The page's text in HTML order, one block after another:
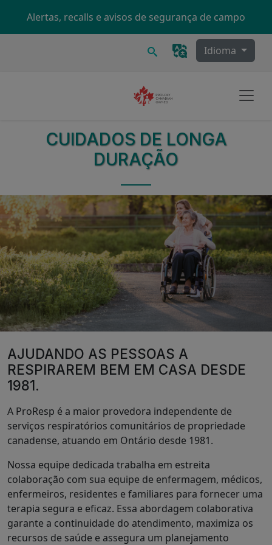
Alertas, recalls e avisos de segurança de campo
Procurar Idioma
CUIDADOS DE LONGA
DURAÇÃO
AJUDANDO AS PESSOAS A
RESPIRAREM BEM EM CASA DESDE
1981.
A ProResp é a maior provedora independente de
serviços respiratórios comunitários de propriedade
canadense, atuando em Ontário desde 1981.
Nossa equipe dedicada trabalha em estreita
colaboração com sua equipe de enfermagem, médicos,
enfermeiros, residentes e familiares para fornecer uma
terapia segura e eficaz. Essa abordagem colaborativa
garante a continuidade do atendimento, maximiza os
recursos de saúde e assegura um planejamento